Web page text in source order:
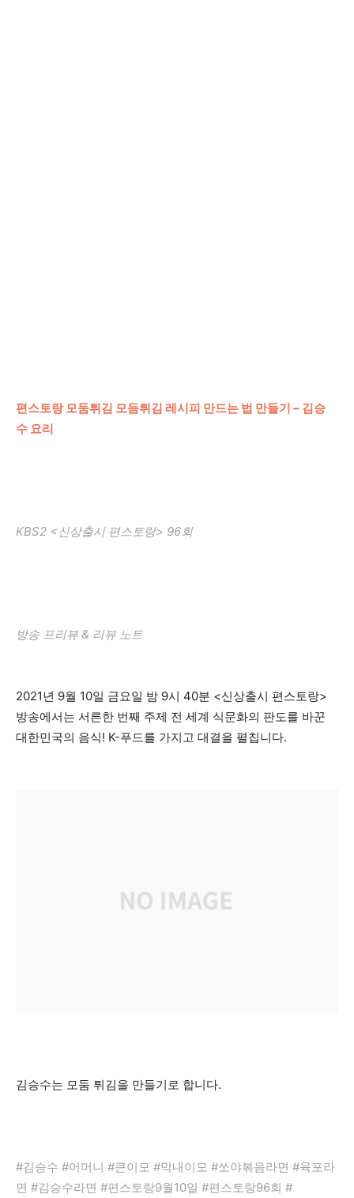
편스토랑 모둠튀김 모듬튀김 레시피 만드는 법 만들기 – 김승
수 요리
KBS2 <신상출시 편스토랑> 96회
방송 프리뷰 & 리뷰 노트
2021년 9월 10일 금요일 밤 9시 40분 <신상출시 편스토랑>
방송에서는 서른한 번째 주제 전 세계 식문화의 판도를 바꾼
대한민국의 음식! K-푸드를 가지고 대결을 펼칩니다.
김승수는 모둠 튀김을 만들기로 합니다.
#김승수 #어머니 #큰이모 #막내이모 #쏘야볶음라면 #육포라
면 #김승수라면 #편스토랑9월10일 #편스토랑96회 #